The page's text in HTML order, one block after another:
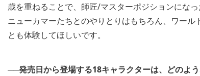
歳を重ねることで、師匠/マスターポジションにな
ニューカマーたちとのやりとりはもちろん、ワー
とも体験してほしいです。
──発売日から登場する18キャラクターは、どのよ